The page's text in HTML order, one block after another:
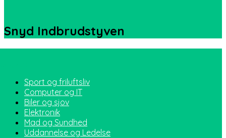
Snyd Indbrudstyven
Sport og friluftsliv
Computer og IT
Biler og sjov
Elektronik
Mad og Sundhed
Uddannelse og Ledelse